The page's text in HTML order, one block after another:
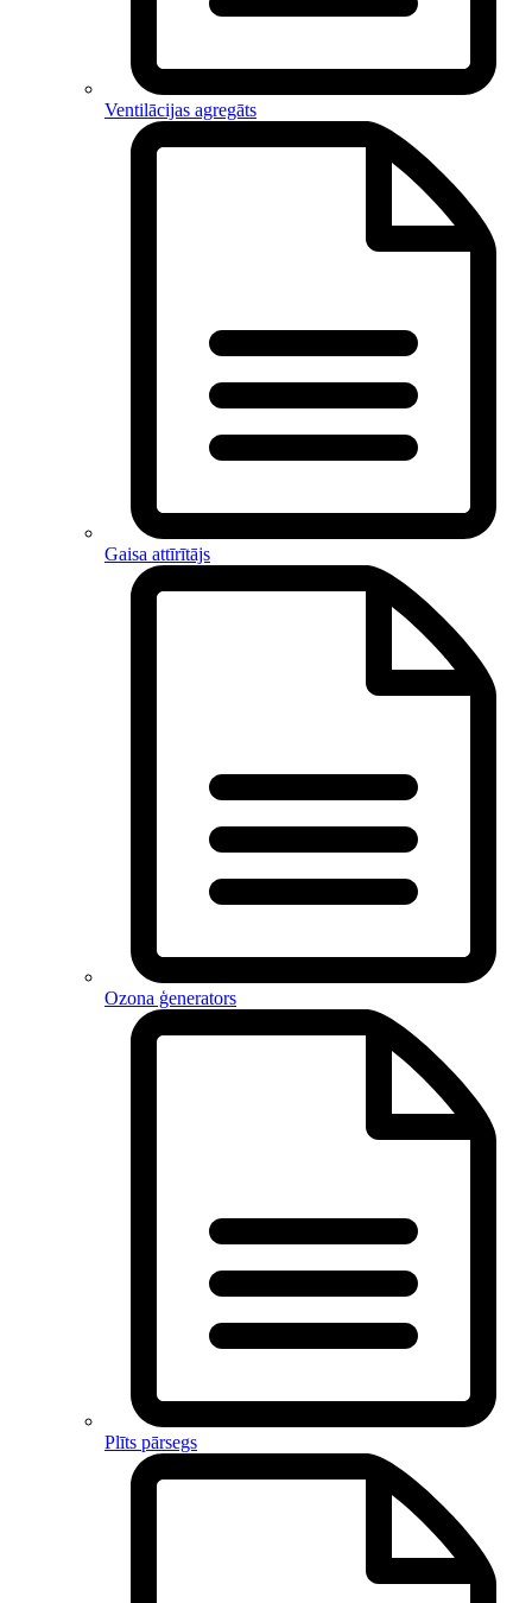
Ventilācijas agregāts
Gaisa attīrītājs
Ozona ģenerators
Plīts pārsegs